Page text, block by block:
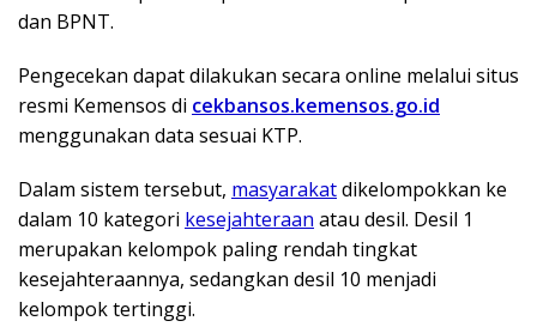
dan BPNT.
Pengecekan dapat dilakukan secara online melalui situs
resmi Kemensos di cekbansos.kemensos.go.id
menggunakan data sesuai KTP.
Dalam sistem tersebut, masyarakatdikelompokkan ke
dalam 10 kategori kesejahteraan atau desil. Desil 1
merupakan kelompok paling rendah tingkat
kesejahteraannya, sedangkan desil 10 menjadi
kelompok tertinggi.